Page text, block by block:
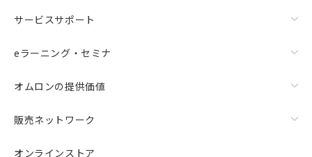
サービスサポート
eラーニング・セミナ
オムロンの提供価値
販売ネットワーク
オンラインストア